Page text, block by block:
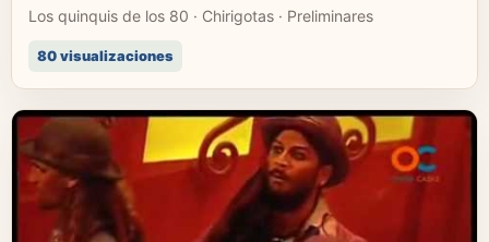
Los quinquis de los 80 · Chirigotas · Preliminares
80 visualizaciones